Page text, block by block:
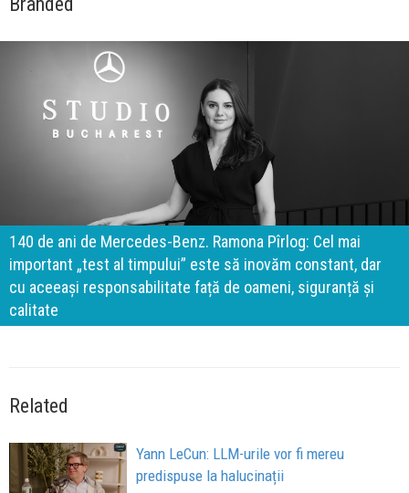
140 de ani de Mercedes-Benz. Ramona Pîrlog: Cel mai
important „test al timpului” este să inovăm constant, dar
cu aceeași responsabilitate față de oameni, siguranță și
calitate
Related
Yann LeCun: LLM-urile vor fi mereu
predispuse la halucinații